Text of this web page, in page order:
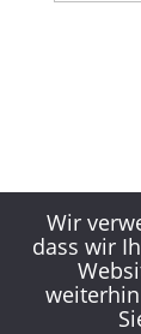
Wir
dass wir